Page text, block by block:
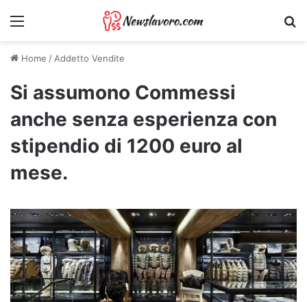
Menu
Home /Addetto Vendite
Si assumono Commessi
anche senza esperienza con
stipendio di 1200 euro al
mese.